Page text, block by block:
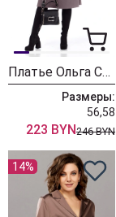
Платье Ольга Стиль С971 мокка
Размеры:
56,58
223 BYN246 BYN
14%